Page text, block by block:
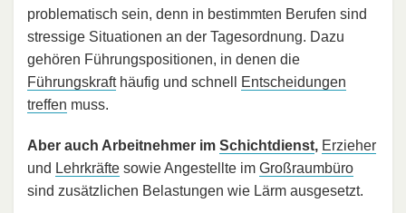
problematisch sein, denn in bestimmten Berufen sind
stressige Situationen an der Tagesordnung. Dazu
gehören Führungspositionen, in denen die
Führungskrafthäufig und schnell
Entscheidungen
treffen muss.
Aber auch Arbeitnehmer im Schichtdienst, Erzieher
und Lehrkräfte sowie Angestellte im Großraumbüro
sind zusätzlichen Belastungen wie Lärm ausgesetzt.